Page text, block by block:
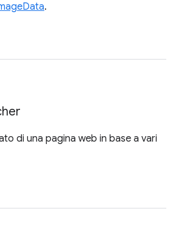
.
di una pagina web in base a vari